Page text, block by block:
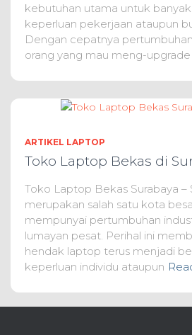
kebutuhan utama untuk
keperluan pekerjaan ataupun
Dengan cepatnya
orang yang mau meng-upgrade
ARTIKEL LAPTOP
Toko Laptop Bekas di
Toko Laptop Bekas Surabaya –
merupakan salah satu kota
mempunyai pertumbuhan
lumayan pesat. Perihal ini
hendak laptop terus menjadi
keperluan individu ataupun